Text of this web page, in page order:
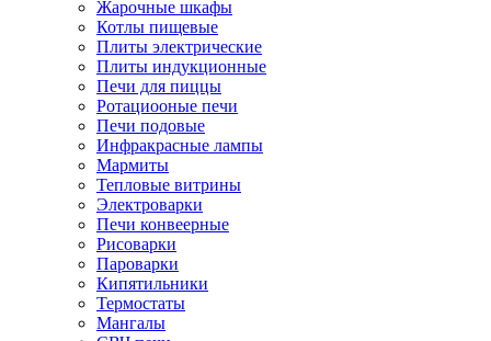
Жарочные шкафы
Котлы пищевые
Плиты электрические
Плиты индукционные
Печи для пиццы
Ротациооные печи
Печи подовые
Инфракрасные лампы
Мармиты
Тепловые витрины
Электроварки
Печи конвеерные
Рисоварки
Пароварки
Кипятильники
Термостаты
Мангалы